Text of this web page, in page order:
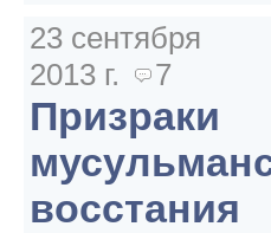
23 сентября
2013 г.
7
Призраки
восстания